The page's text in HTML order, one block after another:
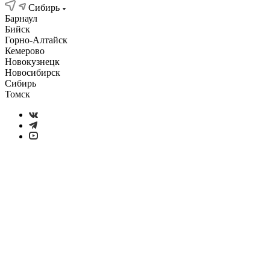
Сибирь
Барнаул
Бийск
Горно-Алтайск
Кемерово
Новокузнецк
Новосибирск
Сибирь
Томск